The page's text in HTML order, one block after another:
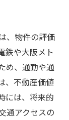
、物件の評価
鉄や大阪メト
め、通勤や通
、不動産価値
には、将来的
通アクセスの